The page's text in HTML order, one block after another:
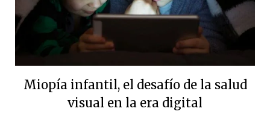
Miopía infantil, el desafío de la salud
visual en la era digital